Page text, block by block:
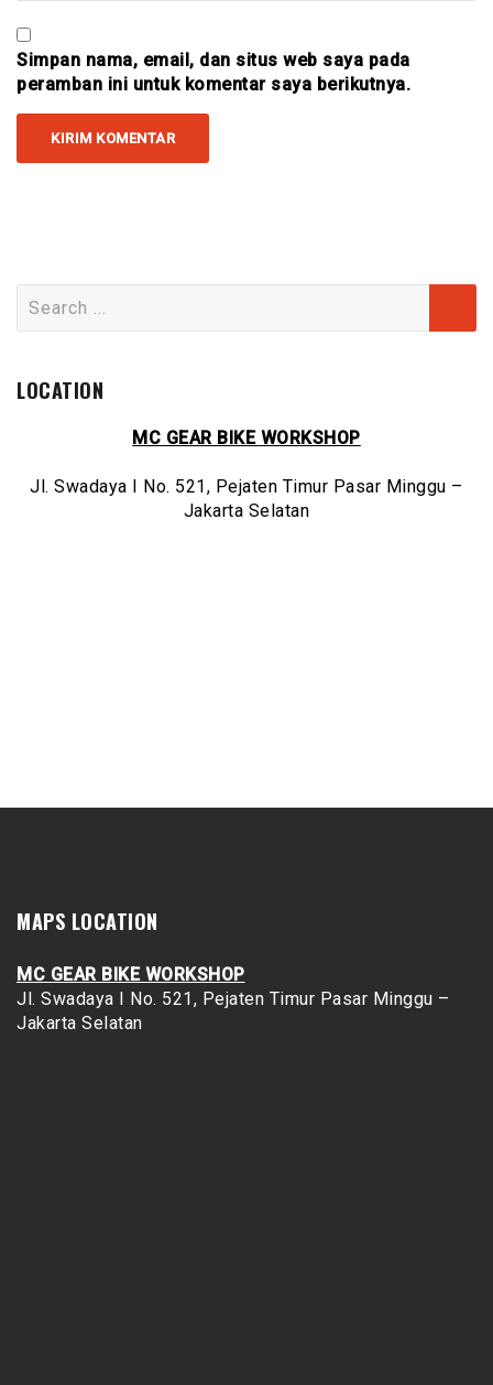
Simpan nama, email, dan situs web saya pada
peramban ini untuk komentar saya berikutnya.
for:
LOCATION
MC GEAR BIKE WORKSHOP
Jl. Swadaya I No. 521, Pejaten Timur Pasar Minggu –
Jakarta Selatan
MAPS LOCATION
MC GEAR BIKE WORKSHOP
Jl. Swadaya I No. 521, Pejaten Timur Pasar Minggu –
Jakarta Selatan